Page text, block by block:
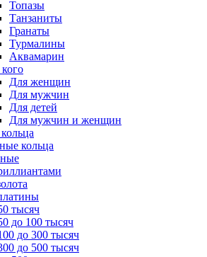
Топазы
Танзаниты
Гранаты
Турмалины
Аквамарин
Для женщин
Для мужчин
Для детей
Для мужчин и женщин
кольца
тысяч
до 100 тысяч
до 300 тысяч
до 500 тысяч